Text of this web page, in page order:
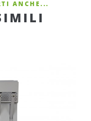
ANCHE...